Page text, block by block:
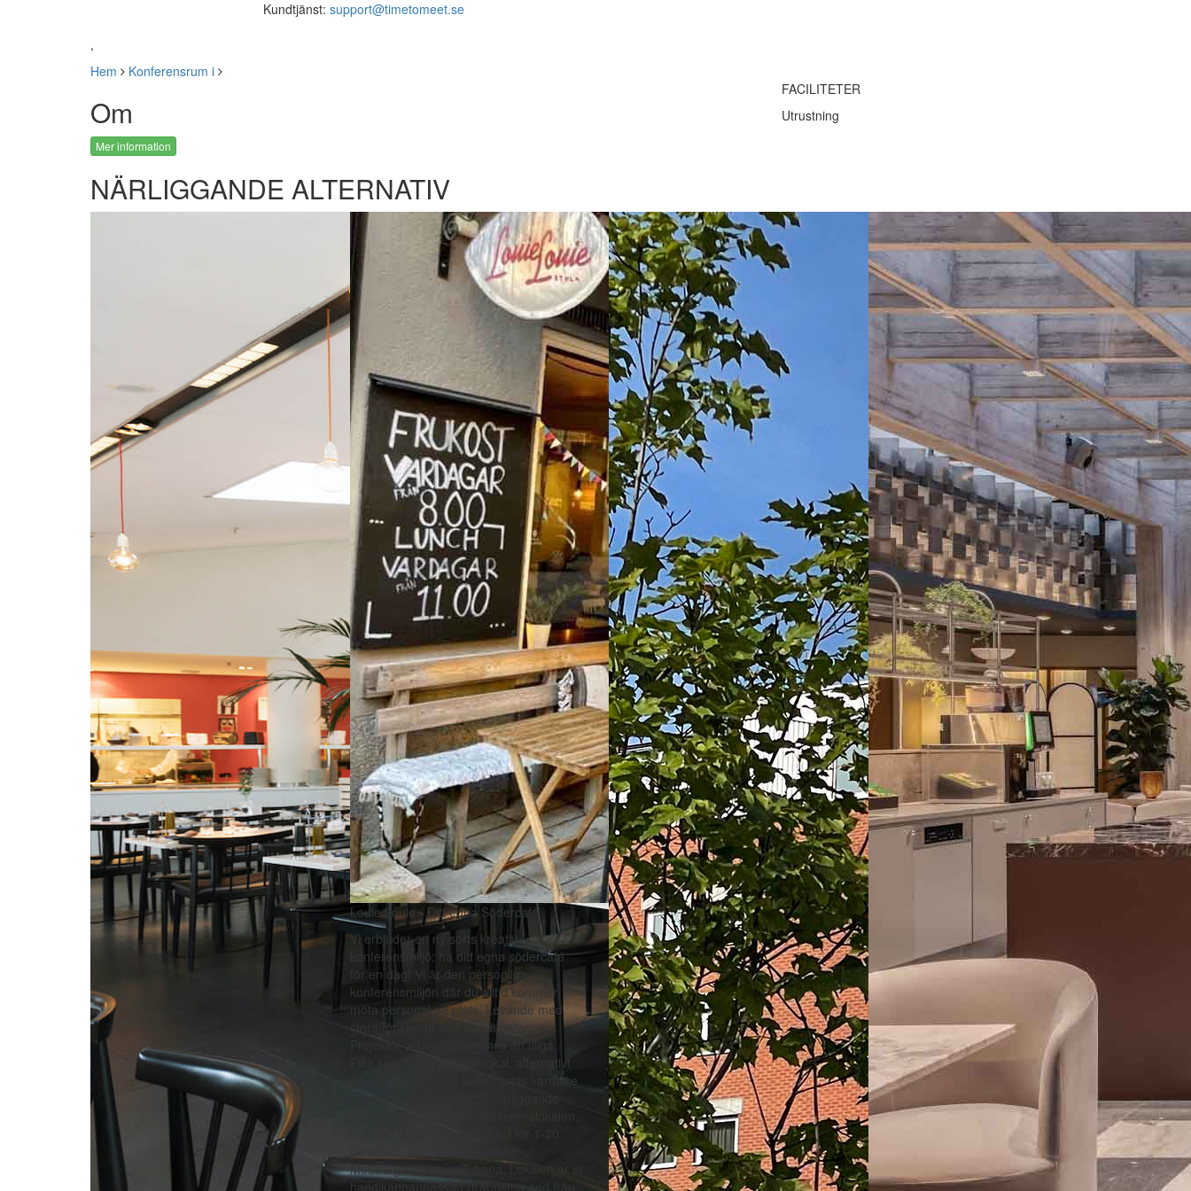
Kundtjänst: support@timetomeet.se
,
Hem
Konferensrum i
Om
Mer information
FACILITETER
Utrustning
NÄRLIGGANDE ALTERNATIV
Louie Louie - Ditt egna Södercafé
Vi erbjuder en ny sorts kreativ
konferensmiljö; ha ditt egna södercafé
för en dag! Vi är den personliga
konferensmiljön där du alltid kommer
möta personal på plats. Levande med
stora fönster ut mot Bondegatan.
Projektor och mikrofon finns att tillgå.
Fika kan intas i samma lokal, alternativt
på vår uteservering under årets varmare
Medborgarplatsens T-bana. Lokalen är ej
handikappanpassad (trappsteg ned från